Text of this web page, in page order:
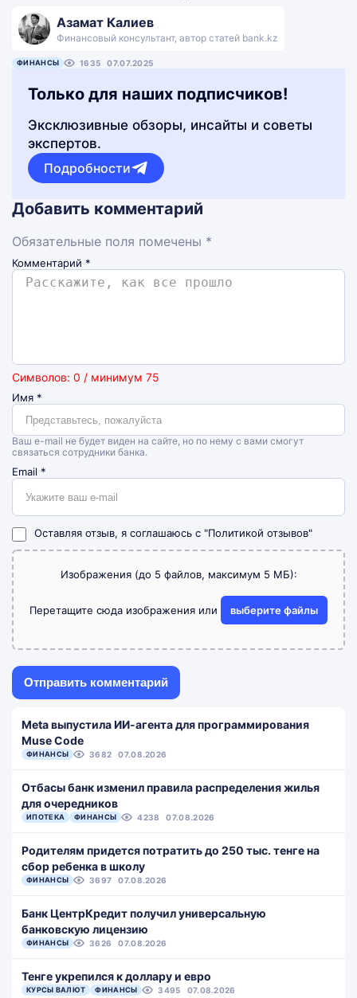
Азамат Калиев
Финансовый консультант, автор статей bank.kz
ФИНАНСЫ 1635 07.07.2025
Только для наших подписчиков!
Эксклюзивные обзоры, инсайты и советы
экспертов.
Подробности
Добавить комментарий
Обязательные поля помечены *
Комментарий *
Символов: 0 / минимум 75
Имя *
Ваш e-mail не будет виден на сайте, но по нему с вами смогут
связаться сотрудники банка.
Email *
Оставляя отзыв, я соглашаюсь с "Политикой отзывов"
Изображения (до 5 файлов, максимум 5 МБ):
Перетащите сюда изображения или выберите файлы
Meta выпустила ИИ-агента для программирования
Muse Code
ФИНАНСЫ 3682 07.08.2026
Отбасы банк изменил правила распределения жилья
для очередников
ИПОТЕКА ФИНАНСЫ 4238 07.08.2026
Родителям придется потратить до 250 тыс. тенге на
сбор ребенка в школу
ФИНАНСЫ 3697 07.08.2026
Банк ЦентрКредит получил универсальную
банковскую лицензию
ФИНАНСЫ 3626 07.08.2026
Тенге укрепился к доллару и евро
КУРСЫ ВАЛЮТ ФИНАНСЫ 3495 07.08.2026